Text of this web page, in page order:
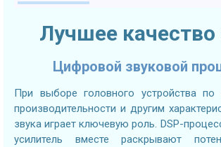
Лучшее качество
Цифровой звуковой
При выборе головного устройства по
производительности и другим
звука играет ключевую роль. DSP-
усилитель вместе раскрывают